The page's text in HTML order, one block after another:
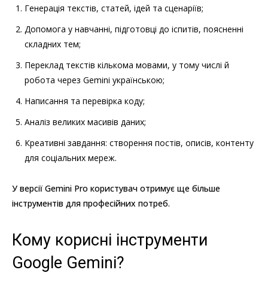
Генерація текстів, статей, ідей та сценаріїв;
Допомога у навчанні, підготовці до іспитів, поясненні
складних тем;
Переклад текстів кількома мовами, у тому числі й
робота через Gemini українською;
Написання та перевірка коду;
Аналіз великих масивів даних;
Креативні завдання: створення постів, описів, контенту
для соціальних мереж.
У версії Gemini Pro користувач отримує ще більше
інструментів для професійних потреб.
Кому корисні інструменти
Google Gemini?